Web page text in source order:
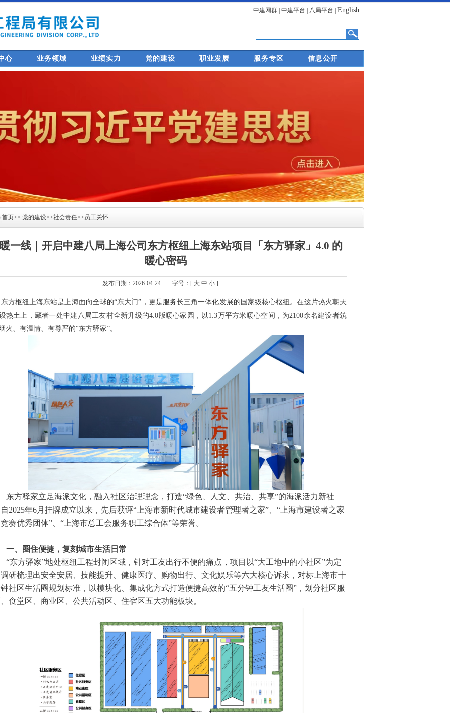
中建网群 中建平台 八局平台 English
心 业务领域 业绩实力 党的建设 职业发展 服务专区 信息公开
首页>> 党的建设>>社会责任>> 员工关怀
一线｜开启中建八局上海公司东方枢纽上海东站项目「东方驿家」4.0 的
暖心密码
发布日期：2026-04-24 字号：[ 大 中 小 ]
东方枢纽上海东站是上海面向全球的“东大门”，更是服务长三角一体化发展的国家级核心枢纽。在这片热火朝天
热土上，藏者一处中建八局工友村全新升级的4.0版暖心家园，以1.3万平方米暖心空间，为2100余名建设者筑
火、有温情、有尊严的“东方驿家”。
东方驿家立足海派文化，融入社区治理理念，打造“绿色、人文、共治、共享”的海派活力新社
2025年6月挂牌成立以来，先后获评“上海市新时代城市建设者管理者之家”、“上海市建设者之家
赛优秀团体”、“上海市总工会服务职工综合体”等荣誉。
一、圈住便捷，复刻城市生活日常
“东方驿家”地处枢纽工程封闭区域，针对工友出行不便的痛点，项目以“大工地中的小社区”为定
研梳理出安全安居、技能提升、健康医疗、购物出行、文化娱乐等六大核心诉求，对标上海市十
社区生活圈规划标准，以模块化、集成化方式打造便捷高效的“五分钟工友生活圈”，划分社区服
食堂区、商业区、公共活动区、住宿区五大功能板块。